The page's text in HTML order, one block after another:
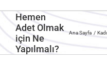
Hemen
Adet Olmak
için Ne
Yapılmalı?
Ana Sayfa